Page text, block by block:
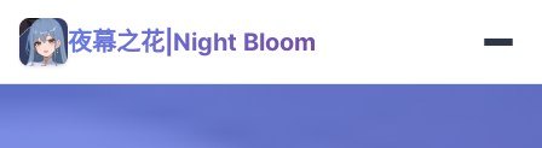
夜幕之花|Night Bloom